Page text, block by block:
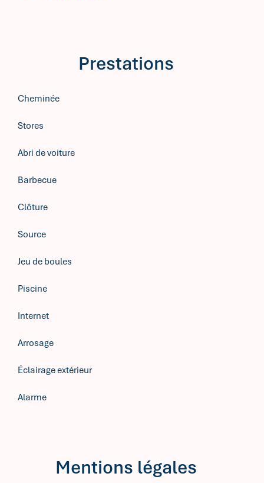
Prestations
Cheminée
Stores
Abri de voiture
Barbecue
Clôture
Source
Jeu de boules
Piscine
Internet
Arrosage
Éclairage extérieur
Alarme
Mentions légales